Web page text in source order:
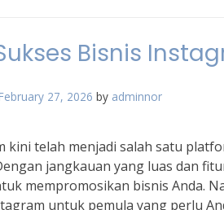
Bisnis
February 27, 2026 by adminnor
kini telah menjadi salah satu
jangkauan yang luas dan
mempromosikan bisnis Anda.
untuk pemula yang perlu